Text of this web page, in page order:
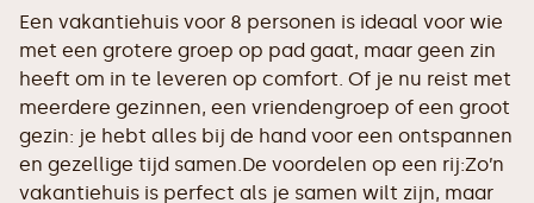
Een vakantiehuis voor 8 personen is ideaal voor wie
met een grotere groep op pad gaat, maar geen zin
heeft om in te leveren op comfort. Of je nu reist met
meerdere gezinnen, een vriendengroep of een groot
gezin: je hebt alles bij de hand voor een ontspannen
en gezellige tijd samen.De voordelen op een rij:Zo’n
vakantiehuis is perfect als je samen wilt zijn, maar